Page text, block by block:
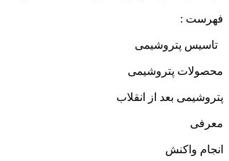
فهرست :
تاسیس پتروشیمی
محصولات پتروشیمی
پتروشیمی بعد از انقلاب
معرفی
انجام واکنش